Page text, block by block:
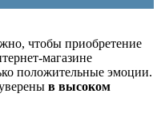
чтобы приобретение
магазине
положительные эмоции.
в высоком